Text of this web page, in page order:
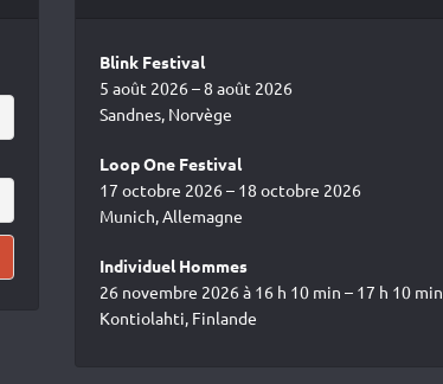
Blink Festival
5 août 2026 – 8 août 2026
Sandnes, Norvège
Loop One Festival
17 octobre 2026 – 18 octobre 2026
Munich, Allemagne
Individuel Hommes
26 novembre 2026 à 16 h 10 min – 17 h 10 min
Kontiolahti, Finlande